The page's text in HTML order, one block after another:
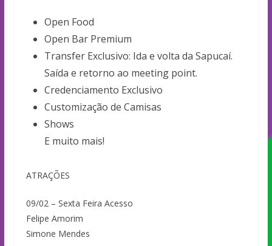
Open Food
Open Bar Premium
Transfer Exclusivo: Ida e volta da Sapucaí.
Saída e retorno ao meeting point.
Credenciamento Exclusivo
Customização de Camisas
Shows
E muito mais!
ATRAÇÕES
09/02 – Sexta Feira Acesso
Felipe Amorim
Simone Mendes